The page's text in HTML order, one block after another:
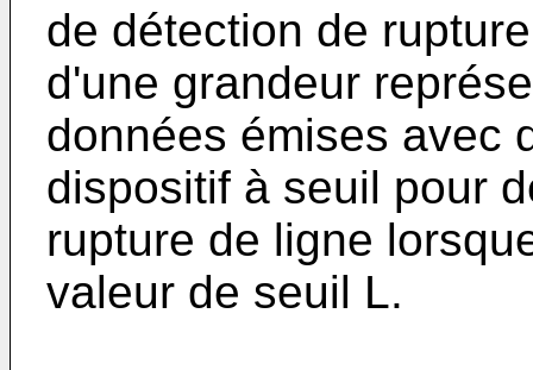
de détection de
d'une grandeur
données émises avec
dispositif à seuil pour
rupture de ligne
valeur de seuil L.